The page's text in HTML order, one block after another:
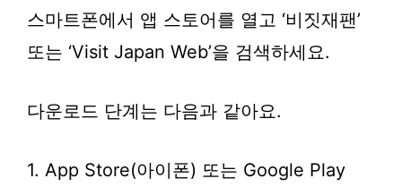
스마트폰에서 앱 스토어를 열고 ‘비짓재팬’
또는 ‘Visit Japan Web’을 검색하세요.
다운로드 단계는 다음과 같아요.
1. App Store(아이폰) 또는 Google Play